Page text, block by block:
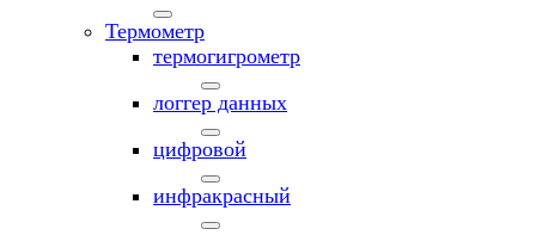
Термометр
термогигрометр
логгер данных
цифровой
инфракрасный